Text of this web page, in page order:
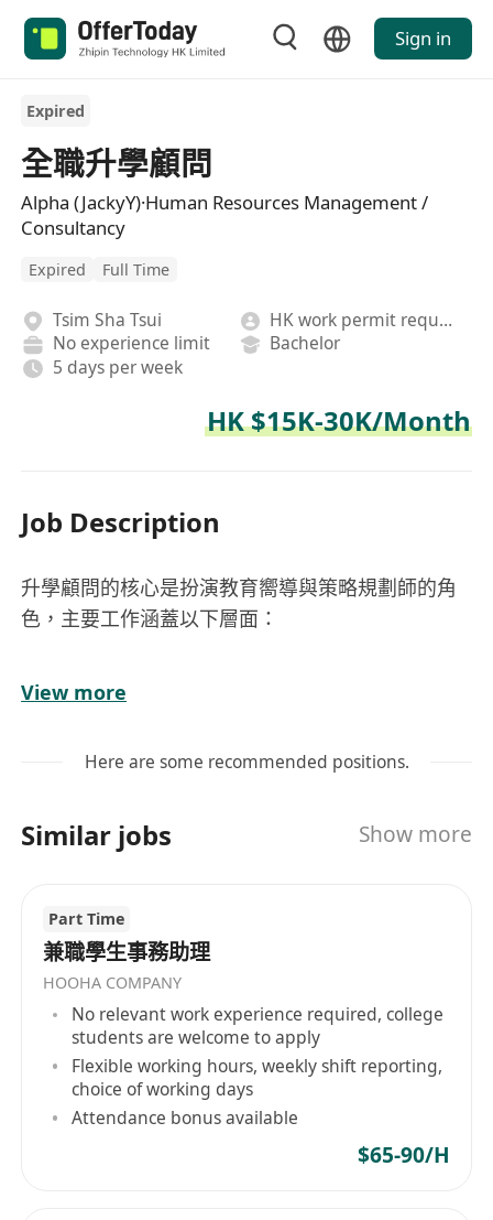
Sign in
Expired
全職升學顧問
Alpha (JackyY)·Human Resources Management /
Consultancy
Expired Full Time
Tsim Sha Tsui
HK work permit required
No experience limit
Bachelor
5 days per week
HK $15K-30K/Month
Job Description
升學顧問的核心是扮演教育嚮導與策略規劃師的角
色，主要工作涵蓋以下層面：
· 個案升學規劃與諮詢：
· 客製化方案：針對學生（通常為高中或大學）的學
個性化的升學方案。這可能包括選擇科系、匹配國
· 申請流程指導：協助學生處理繁複的申請流程，包
· 專業知識傳授與課程設計：
· 授課與講座：設計並教授升學指導課程，內容可能
涵蓋各國升學體系介紹（如英美國家的
UCAS/Common App）、申請策略、面試技巧等。
· 政策研究與更新：持續追蹤國內外教育政策、招生
趨勢及獎學金資訊，例如台灣的大學入學管道、中
國的強基計劃、港澳及海外留學申請動態。
View more
Here are some recommended positions.
Similar jobs Show more
Part Time
兼職學生事務助理
HOOHA COMPANY
No relevant work experience required, college
students are welcome to apply
Flexible working hours, weekly shift reporting,
choice of working days
Attendance bonus available
$65-90/H